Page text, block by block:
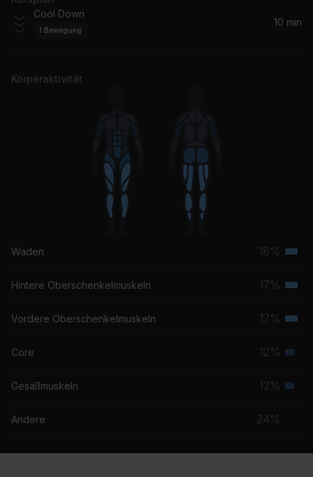
Cool Down
1 Bewegung
10 min
Körperaktivität
Waden 18%
Hintere Oberschenkelmuskeln 17%
Vordere Oberschenkelmuskeln 17%
Core 12%
Gesäßmuskeln 12%
Andere 24%